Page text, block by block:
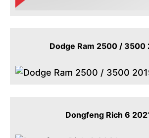
Dodge Ram 2500 / 3500
Dongfeng Rich 6